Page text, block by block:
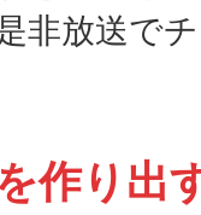
非放送で
作り出